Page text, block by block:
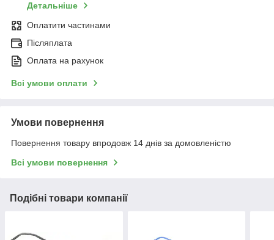
Детальніше
Оплатити частинами
Післяплата
Оплата на рахунок
Всі умови оплати
Умови повернення
Повернення товару впродовж 14 днів за домовленістю
Всі умови повернення
Подібні товари компанії